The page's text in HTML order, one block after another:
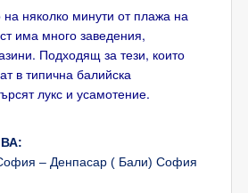
няколко минути от плажа на
има много заведения,
Подходящ за тези, които
в типична балийска
лукс и усамотение.
– Денпасар ( Бали) София